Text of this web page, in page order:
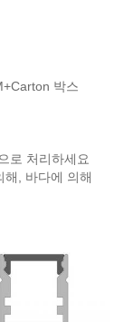
박스
로 처리하세요
해, 바다에 의해